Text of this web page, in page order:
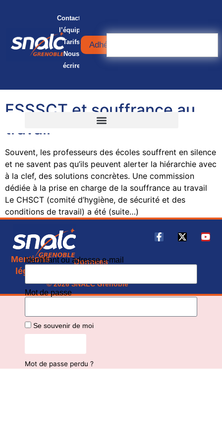
Contacter
l’équipe
Tarifs
Nous
écrire
Adhérer
FSSSCT et souffrance au
travail
Souvent, les professeurs des écoles souffrent en silence
et ne savent pas qu’ils peuvent alerter la hiérarchie avec
à la clef, des solutions concrètes. Une commission
dédiée à la prise en charge de la souffrance au travail
Le CHSCT (comité d’hygiène, de sécurité et des
conditions de travail) a été (suite…)
Mentions
légales
Données
© 2026 SNALC Grenoble
Identifiant ou adresse e-mail
Mot de passe
Se souvenir de moi
Mot de passe perdu ?